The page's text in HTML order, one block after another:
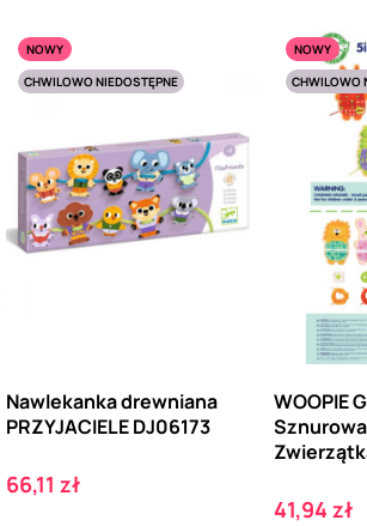
NOWY
CHWILOWO NIEDOSTĘPNE
Nawlekanka drewniana
PRZYJACIELE DJ06173
Cena
66,11 zł
NOWY
CHWILOWO
WOOPIE
Cena
41,94 zł